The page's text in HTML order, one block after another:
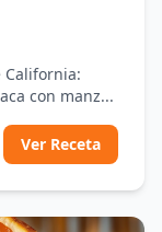
California:
con manz...
Ver Receta